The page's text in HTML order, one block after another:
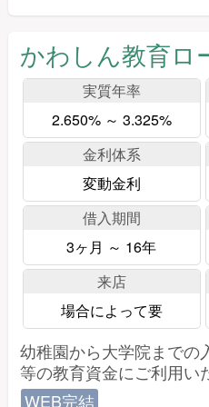
かわしん教育ロ
実質年率
2.650% ～ 3.325%
金利体系
変動金利
借入期間
3ヶ月 ～ 16年
来店
場合によって要
幼稚園から大学院までの
等の教育資金にご利用い
WEB完結